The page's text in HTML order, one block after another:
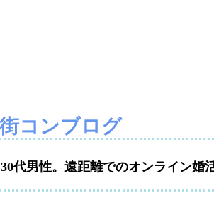
コンブログ
30代男性。遠距離でのオンライン婚